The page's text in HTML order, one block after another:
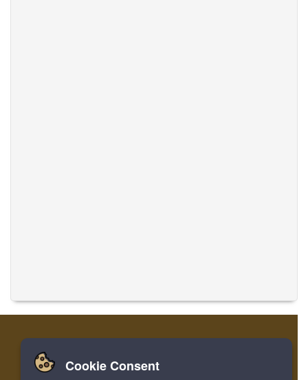
Zuhause Einloggen
Cookie Consent